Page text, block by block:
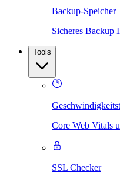
Backup-Speicher
Sicheres Backup
Tools
Core Web Vitals
SSL Checker